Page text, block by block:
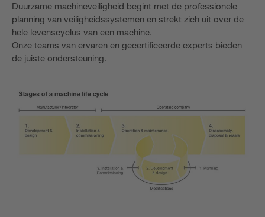
Duurzame machineveiligheid begint met de professionele
planning van veiligheidssystemen en strekt zich uit over de
hele levenscyclus van een machine.
Onze teams van ervaren en gecertificeerde experts bieden
de juiste ondersteuning.